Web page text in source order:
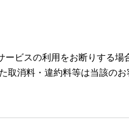
ビスの利用をお断りする
消料・違約料等は当該のお